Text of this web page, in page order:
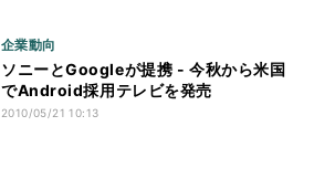
企業動向
ソニーとGoogleが提携 - 今秋から米国
でAndroid採用テレビを発売
2010/05/21 10:13